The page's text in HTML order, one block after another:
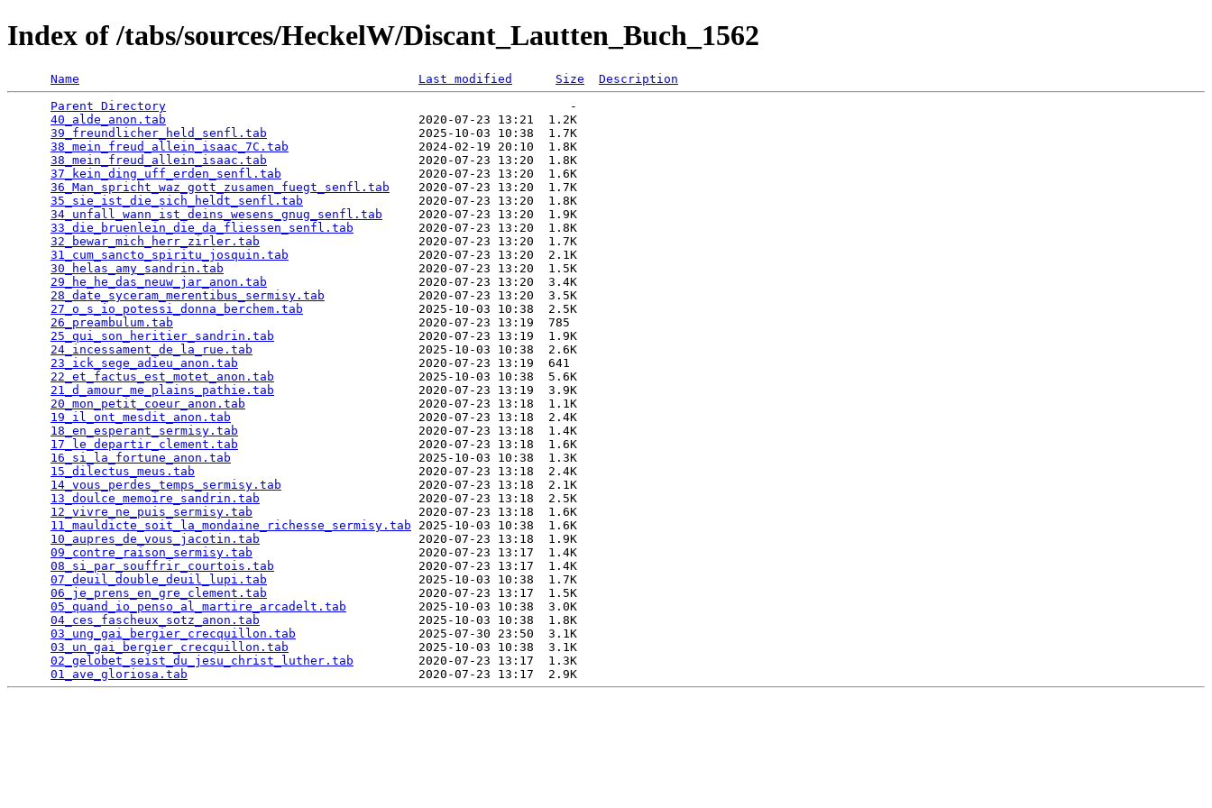
Index of /tabs/sources/HeckelW/Discant_Lautten_Buch_1562
Name Last modified Size
Description
Parent Directory
                                                        -
40_alde_anon.tab
                                   2020-07-23 13:21  1.2K
39_freundlicher_held_senfl.tab
                     2025-10-03 10:38  1.7K
38_mein_freud_allein_isaac_7C.tab
                  2024-02-19 20:10  1.8K
38_mein_freud_allein_isaac.tab
                     2020-07-23 13:20  1.8K
37_kein_ding_uff_erden_senfl.tab
                   2020-07-23 13:20  1.6K
36_Man_spricht_waz_gott_zusamen_fuegt_senfl.tab
    2020-07-23 13:20  1.7K
35_sie_ist_die_sich_heldt_senfl.tab
                2020-07-23 13:20  1.8K
34_unfall_wann_ist_deins_wesens_gnug_senfl.tab
     2020-07-23 13:20  1.9K
33_die_bruenlein_die_da_fliessen_senfl.tab
         2020-07-23 13:20  1.8K
32_bewar_mich_herr_zirler.tab
                      2020-07-23 13:20  1.7K
31_cum_sancto_spiritu_josquin.tab
                  2020-07-23 13:20  2.1K
30_helas_amy_sandrin.tab
                           2020-07-23 13:20  1.5K
29_he_he_das_neuw_jar_anon.tab
                     2020-07-23 13:20  3.4K
28_date_syceram_merentibus_sermisy.tab
             2020-07-23 13:20  3.5K
27_o_s_io_potessi_donna_berchem.tab
                2025-10-03 10:38  2.5K
26_preambulum.tab
                                  2020-07-23 13:19  785
25_qui_son_heritier_sandrin.tab
                    2020-07-23 13:19  1.9K
24_incessament_de_la_rue.tab
                       2025-10-03 10:38  2.6K
23_ick_sege_adieu_anon.tab
                         2020-07-23 13:19  641
22_et_factus_est_motet_anon.tab
                    2025-10-03 10:38  5.6K
21_d_amour_me_plains_pathie.tab
                    2020-07-23 13:19  3.9K
20_mon_petit_coeur_anon.tab
                        2020-07-23 13:18  1.1K
19_il_ont_mesdit_anon.tab
                          2020-07-23 13:18  2.4K
18_en_esperant_sermisy.tab
                         2020-07-23 13:18  1.4K
17_le_departir_clement.tab
                         2020-07-23 13:18  1.6K
16_si_la_fortune_anon.tab
                          2025-10-03 10:38  1.3K
15_dilectus_meus.tab
                               2020-07-23 13:18  2.4K
14_vous_perdes_temps_sermisy.tab
                   2020-07-23 13:18  2.1K
13_doulce_memoire_sandrin.tab
                      2020-07-23 13:18  2.5K
12_vivre_ne_puis_sermisy.tab
                       2020-07-23 13:18  1.6K
11_mauldicte_soit_la_mondaine_richesse_sermisy.tab 2025-10-03 10:38  1.6K
10_aupres_de_vous_jacotin.tab
                      2020-07-23 13:18  1.9K
09_contre_raison_sermisy.tab
                       2020-07-23 13:17  1.4K
08_si_par_souffrir_courtois.tab
                    2020-07-23 13:17  1.4K
07_deuil_double_deuil_lupi.tab
                     2025-10-03 10:38  1.7K
06_je_prens_en_gre_clement.tab
                     2020-07-23 13:17  1.5K
05_quand_io_penso_al_martire_arcadelt.tab
          2025-10-03 10:38  3.0K
04_ces_fascheux_sotz_anon.tab
                      2025-10-03 10:38  1.8K
03_ung_gai_bergier_crecquillon.tab
                 2025-07-30 23:50  3.1K
03_un_gai_bergier_crecquillon.tab
                  2025-10-03 10:38  3.1K
02_gelobet_seist_du_jesu_christ_luther.tab
         2020-07-23 13:17  1.3K
01_ave_gloriosa.tab